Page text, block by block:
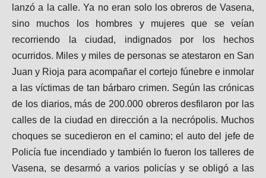
lanzó a la calle. Ya no eran solo los obreros de Vasena,
sino muchos los hombres y mujeres que se veían
recorriendo la ciudad, indignados por los hechos
ocurridos. Miles y miles de personas se atestaron en San
Juan y Rioja para acompañar el cortejo fúnebre e inmolar
a las víctimas de tan bárbaro crimen. Según las crónicas
de los diarios, más de 200.000 obreros desfilaron por las
calles de la ciudad en dirección a la necrópolis. Muchos
choques se sucedieron en el camino; el auto del jefe de
Policía fue incendiado y también lo fueron los talleres de
Vasena, se desarmó a varios policías y se obligó a las